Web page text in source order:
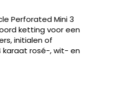
Perforated Mini 3
ketting voor een
initialen of
karaat rosé-, wit- en